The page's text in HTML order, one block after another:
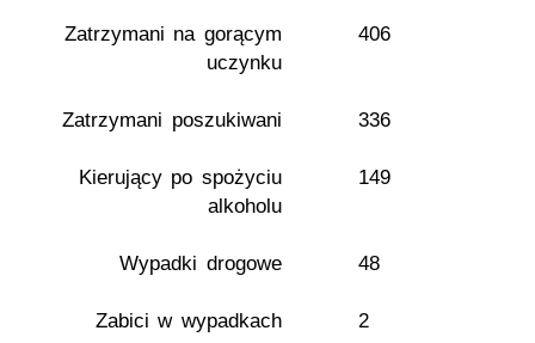
Zatrzymani na gorącym
uczynku
406
Zatrzymani poszukiwani 336
Kierujący po spożyciu
alkoholu
149
Wypadki drogowe 48
Zabici w wypadkach 2